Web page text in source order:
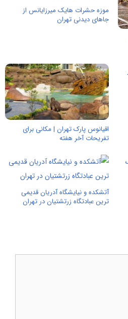
موزه حشرات هایک میرزایانس از
جاهای دیدنی تهران
اقیانوس پارک تهران | مکانی برای
تفریحات آخر هفته
آتشكده و نیایشگاه آدریان قدیمی
ترین عبادتگاه زرتشتیان در تهران